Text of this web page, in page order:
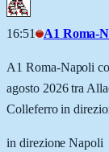
16:51 A1 Roma-
A1 Roma-Napoli
agosto 2026 tra
Colleferro in
in direzione Napoli